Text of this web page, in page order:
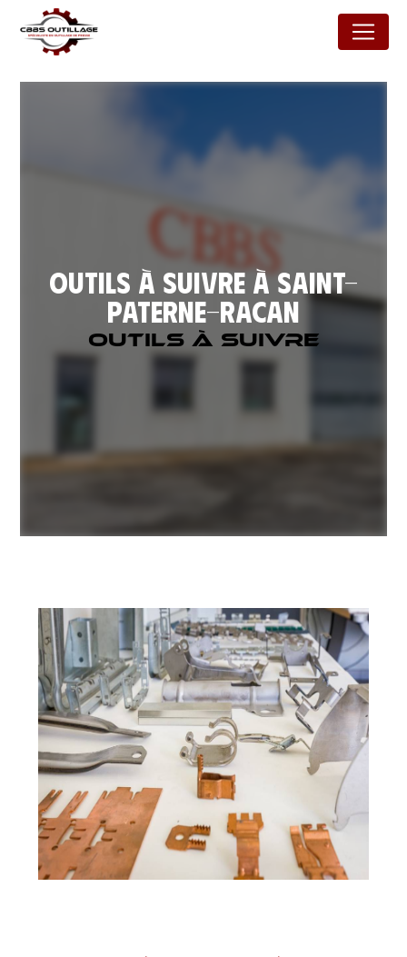
Outils à suivre à Saint-
Paterne-Racan
Outils à suivre
Panneau de gestion des cookies